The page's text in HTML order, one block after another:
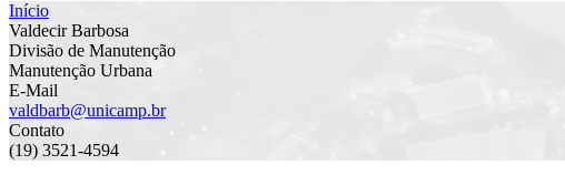
Início
Valdecir Barbosa
Divisão de Manutenção
Manutenção Urbana
E-Mail
valdbarb@unicamp.br
Contato
(19) 3521-4594